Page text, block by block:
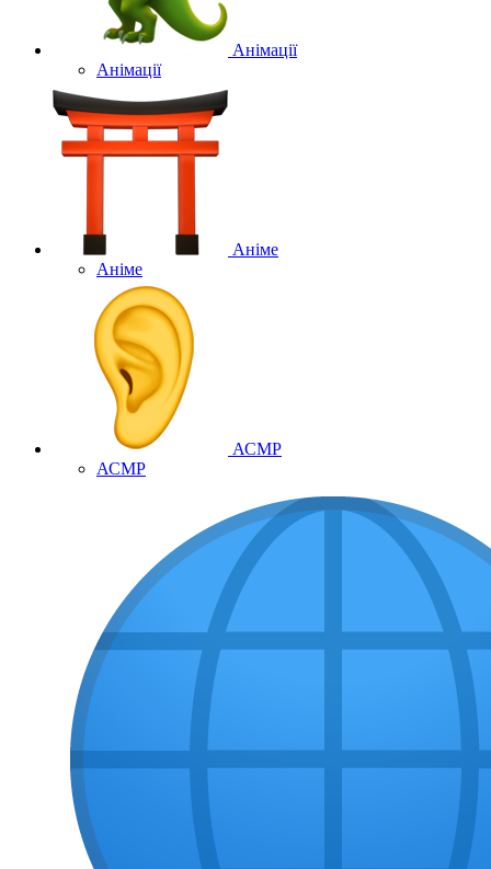
Анімації
Анімації
Аніме
Аніме
АСМР
АСМР